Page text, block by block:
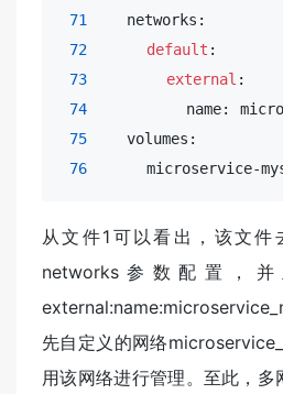
71
    networks:
72
default :
73
external :
74
name:
75
    volumes:
76
microservice-
从文件1可以看出，该文件
networks参数配置，
先自定义的网络
用该网络进行管理。至此，